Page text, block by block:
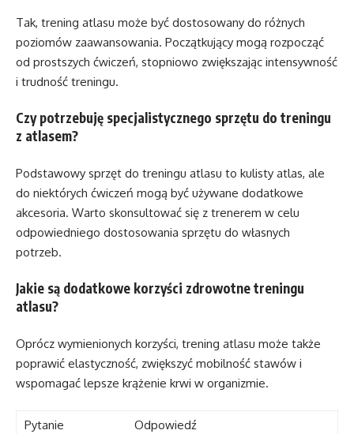
Tak, trening atlasu może być dostosowany do różnych
poziomów zaawansowania. Początkujący mogą rozpocząć
od prostszych ćwiczeń, stopniowo zwiększając intensywność
i trudność treningu.
Czy potrzebuję specjalistycznego sprzętu do treningu
z atlasem?
Podstawowy sprzęt do treningu atlasu to kulisty atlas, ale
do niektórych ćwiczeń mogą być używane dodatkowe
akcesoria. Warto skonsultować się z trenerem w celu
odpowiedniego dostosowania sprzętu do własnych
potrzeb.
Jakie są dodatkowe korzyści zdrowotne treningu
atlasu?
Oprócz wymienionych korzyści, trening atlasu może także
poprawić elastyczność, zwiększyć mobilność stawów i
wspomagać lepsze krążenie krwi w organizmie.
Pytanie
Odpowiedź